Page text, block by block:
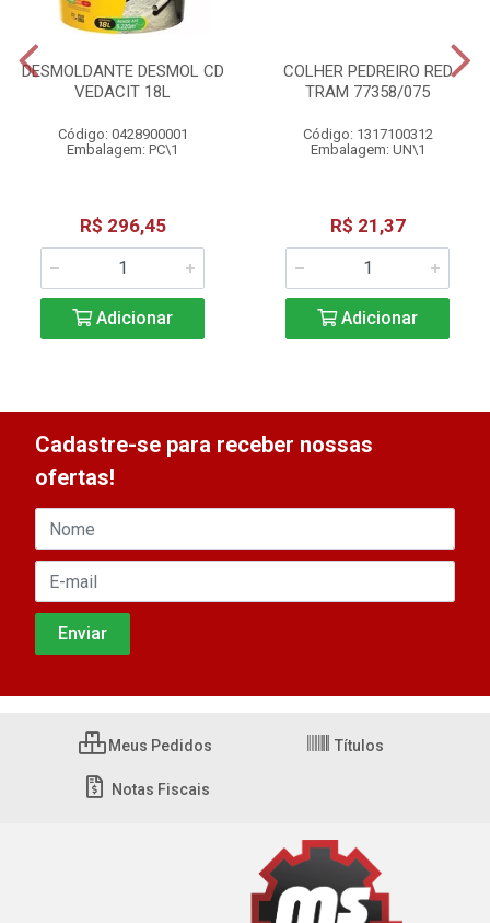
DESMOLDANTE DESMOL CD
VEDACIT 18L
Código: 0428900001
Embalagem: PC\1
R$ 296,45
Adicionar
COLHER PEDREIRO RED
TRAM 77358/075
Código: 1317100312
Embalagem: UN\1
R$ 21,37
Adicionar
Cadastre-se para receber nossas
ofertas!
Meus Pedidos Títulos
Notas Fiscais